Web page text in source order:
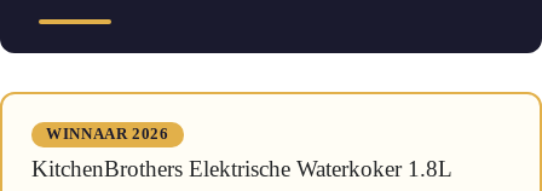
WINNAAR 2026
KitchenBrothers Elektrische Waterkoker 1.8L